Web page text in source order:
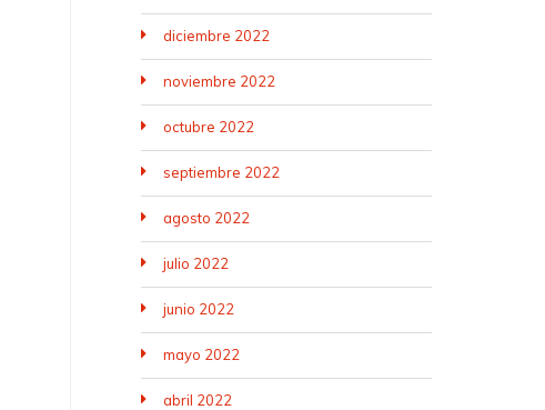
diciembre 2022
noviembre 2022
octubre 2022
septiembre 2022
agosto 2022
julio 2022
junio 2022
mayo 2022
abril 2022